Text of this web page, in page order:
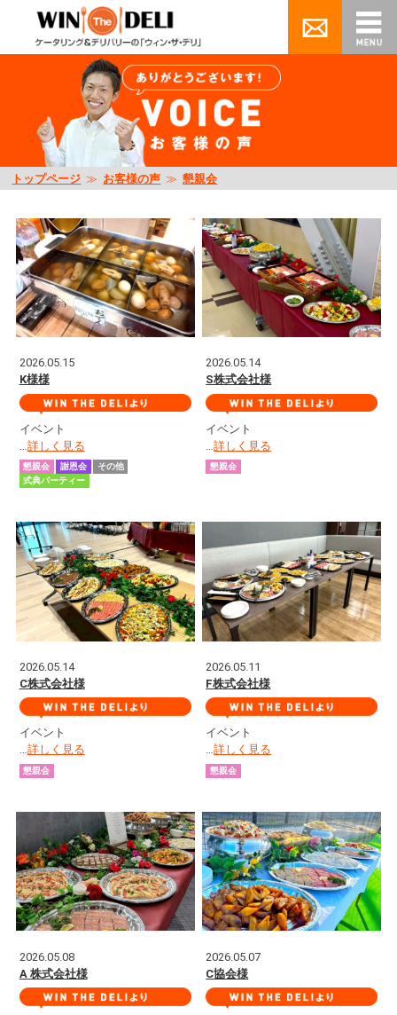
トップページ ≫ お客様の声 ≫懇親会
2026.05.15
K様様
イベント
詳しく見る
懇親会 謝恩会
その他
式典パーティー
2026.05.14
S株式会社様
イベント
…詳しく見る
懇親会
2026.05.14
C株式会社様
イベント
…詳しく見る
懇親会
2026.05.11
F株式会社様
イベント
…詳しく見る
懇親会
2026.05.08
A 株式会社様
2026.05.07
C協会様